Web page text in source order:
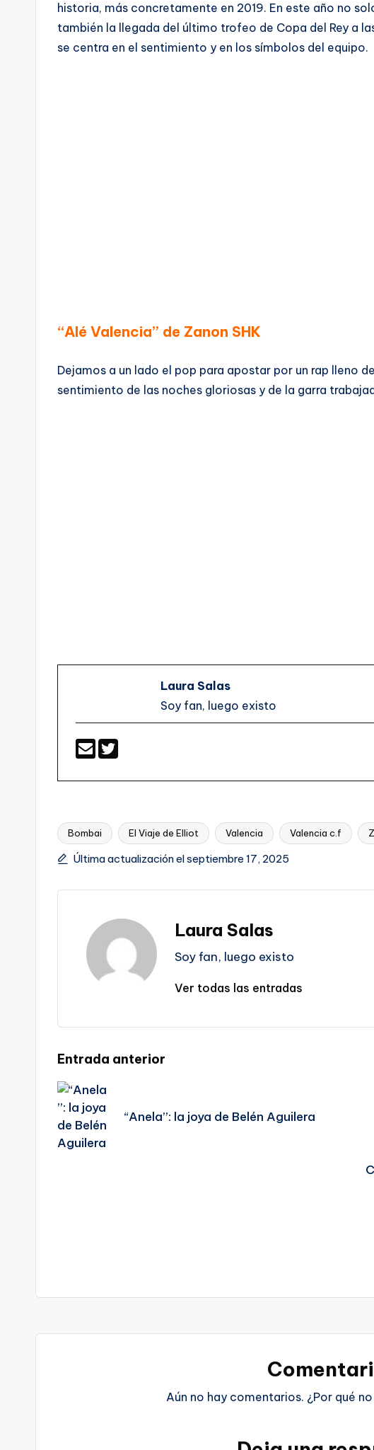
historia, más concretamente en 2019. En este año no
también la llegada del último trofeo de Copa del Rey a
se centra en el sentimiento y en los símbolos del equipo.
“Alé Valencia” de Zanon SHK
Dejamos a un lado el pop para apostar por un rap lleno
sentimiento de las noches gloriosas y de la garra
Laura Salas
Soy fan, luego existo
Etiquetas:
Bombai El Viaje de Elliot Valencia Valencia c.f
Última actualización el septiembre 17, 2025
Laura Salas
Soy fan, luego existo
Ver todas las entradas
Navegación
de
entradas
Entrada anterior
“Anela”: la joya de Belén Aguilera
Aún no hay comentarios. ¿Por qué